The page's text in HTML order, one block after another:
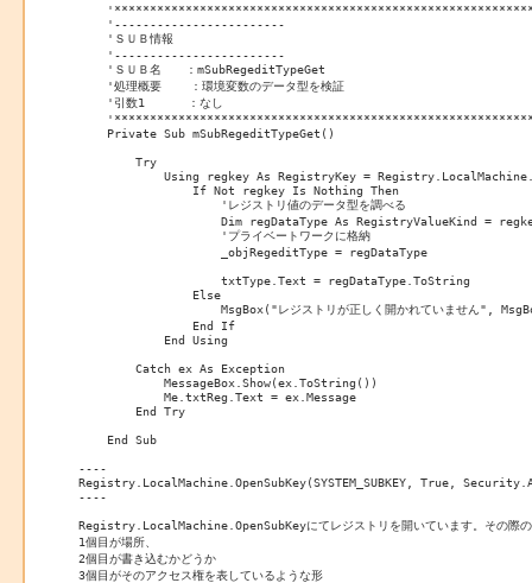
    '------------------------
    'ＳＵＢ情報
    '------------------------
    'ＳＵＢ名　　：mSubRegeditTypeGet
    '処理概要    ：環境変数のデータ型を検証
    '引数1 　　　：なし
    Private Sub mSubRegeditTypeGet()
        Try
Using regkey As RegistryKey =
                If Not regkey Is Nothing Then
                    'レジストリ値のデータ型を調べる
Dim regDataType As RegistryValueKind =
                    'プライベートワークに格納
                    _objRegeditType = regDataType
                    txtType.Text = regDataType.ToString
                Else
MsgBox("レジストリが正しく開かれていません",
                End If
            End Using
        Catch ex As Exception
            MessageBox.Show(ex.ToString())
            Me.txtReg.Text = ex.Message
        End Try
    End Sub
----
Registry.LocalMachine.OpenSubKey(SYSTEM_SUBKEY, True,
----
Registry.LocalMachine.OpenSubKeyにてレジストリを開いています。その際
1個目が場所、
2個目が書き込むかどうか
3個目がそのアクセス権を表しているような形